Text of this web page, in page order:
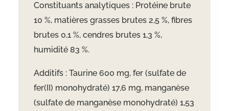
Constituants analytiques : Protéine brute
10 %, matières grasses brutes 2,5 %, fibres
brutes 0,1 %, cendres brutes 1,3 %,
humidité 83 %.
Additifs : Taurine 600 mg, fer (sulfate de
fer(II) monohydraté) 17,6 mg, manganèse
(sulfate de manganèse monohydraté) 1,53